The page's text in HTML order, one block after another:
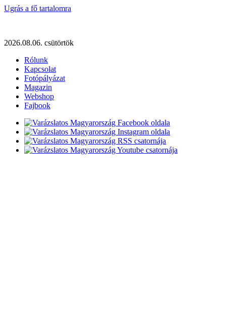
Ugrás a fő tartalomra
2026.08.06. csütörtök
Rólunk
Kapcsolat
Fotópályázat
Magazin
Webshop
Fajbook